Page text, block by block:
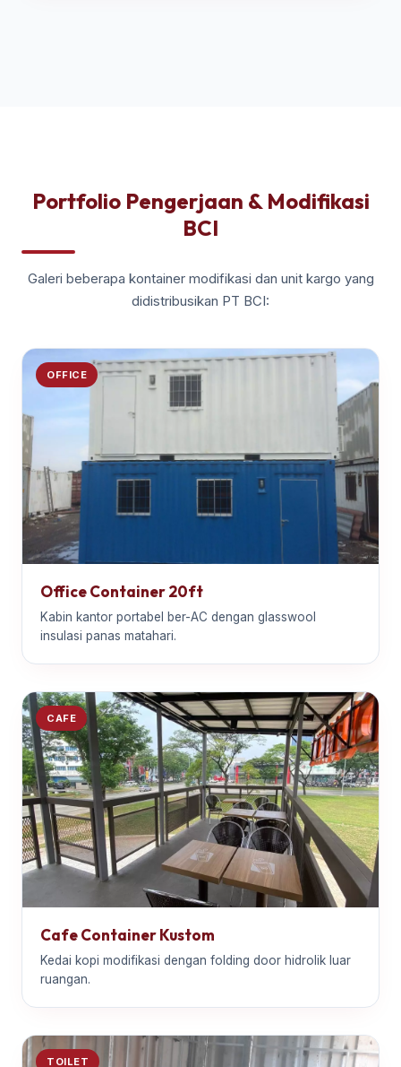
Portfolio Pengerjaan & Modifikasi
BCI
Galeri beberapa kontainer modifikasi dan unit kargo yang
didistribusikan PT BCI:
OFFICE
Office Container 20ft
Kabin kantor portabel ber-AC dengan glasswool
insulasi panas matahari.
CAFE
Cafe Container Kustom
Kedai kopi modifikasi dengan folding door hidrolik luar
ruangan.
TOILET